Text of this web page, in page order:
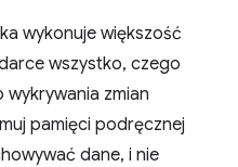
wykonuje większość
wszystko, czego
zmian
pamięci podręcznej
dane, i nie